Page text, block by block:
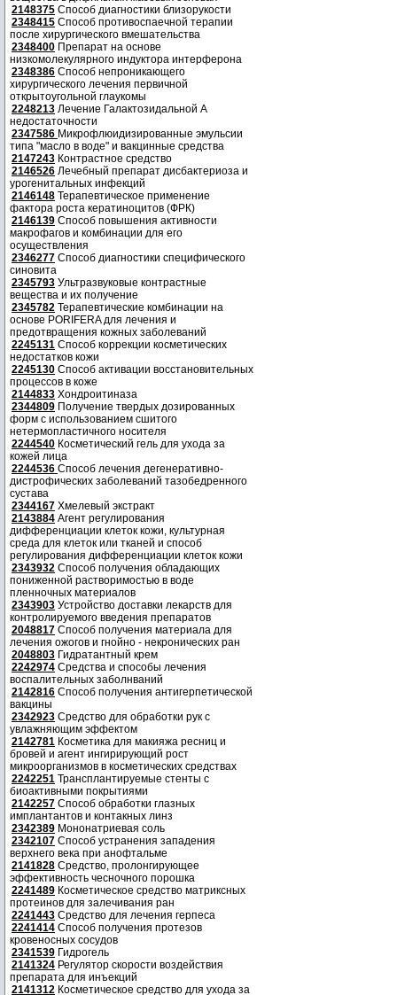
2148375 Способ диагностики близорукости
2348415 Способ противоспаечной терапии
после хирургического вмешательства
2348400 Препарат на основе
низкомолекулярного индуктора интерферона
2348386 Способ непроникающего
хирургического лечения первичной
открытоугольной глаукомы
2248213 Лечение Галактозидальной А
недостаточности
2347586 Микрофлюидизированные эмульсии
типа "масло в воде" и вакцинные средства
2147243 Контрастное средство
2146526 Лечебный препарат дисбактериоза и
урогенитальных инфекций
2146148 Терапевтическое применение
фактора роста кератиноцитов (ФРК)
2146139 Способ повышения активности
макрофагов и комбинации для его
осуществления
2346277 Способ диагностики специфического
синовита
2345793 Ультразвуковые контрастные
вещества и их получение
2345782 Терапевтические комбинации на
основе PORIFERA для лечения и
предотвращения кожных заболеваний
2245131 Способ коррекции косметических
недостатков кожи
2245130 Способ активации восстановительных
процессов в коже
2144833 Хондроитиназа
2344809 Получение твердых дозированных
форм с использованием сшитого
нетермопластичного носителя
2244540 Косметический гель для ухода за
кожей лица
2244536 Способ лечения дегенеративно-
дистрофических заболеваний тазобедренного
сустава
2344167 Хмелевый экстракт
2143884 Агент регулирования
дифференциации клеток кожи, культурная
среда для клеток или тканей и способ
регулирования дифференциации клеток кожи
2343932 Способ получения обладающих
пониженной растворимостью в воде
пленночных материалов
2343903 Устройство доставки лекарств для
контролируемого введения препаратов
2048817 Способ получения материала для
лечения ожогов и гнойно - некронических ран
2048803 Гидратантный крем
2242974 Средства и способы лечения
воспалительных заболнваний
2142816 Способ получения антигерпетической
вакцины
2342923 Средство для обработки рук с
увлажняющим эффектом
2142781 Косметика для макияжа ресниц и
бровей и агент ингирирующий рост
микроорганизмов в косметических средствах
2242251 Трансплантируемые стенты с
биоактивными покрытиями
2142257 Способ обработки глазных
имплантантов и контакных линз
2342389 Мононатриевая соль
2342107 Способ устранения западения
верхнего века при анофтальме
2141828 Средство, пролонгирующее
эффективность чесночного порошка
2241489 Косметическое средство матриксных
протеинов для залечивания ран
2241443 Средство для лечения герпеса
2241414 Способ получения протезов
кровеносных сосудов
2341539 Гидрогель
2141324 Регулятор скорости воздействия
препарата для инъекций
2141312 Косметическое средство для ухода за